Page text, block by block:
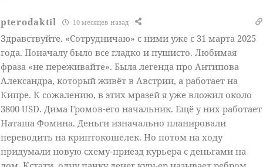
pterodaktil 10 месяцев назад
Здравствуйте. «Сотрудничаю» с ними уже с 31 марта 2025
года. Поначалу было все гладко и пушисто. Любимая
фраза «не переживайте». Была легенда про Антипова
Александра, который живёт в Австрии, а работает на
Кипре. К сожалению, в этих мразей я уже вложил около
3800 USD. Дима Громов-его начальник. Ещё у них работает
Наташа Фомина. Деньги изначально планировали
переводить на криптокошелек. Но потом на ходу
придумали новую схему-приезд курьера с деньгами на